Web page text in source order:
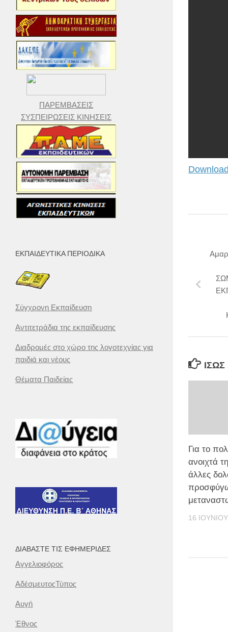
Για το
ανοιχτά
άλλες
16
ΠΑΡΕΜΒΑΣΕΙΣ
ΣΥΣΠΕΙΡΩΣΕΙΣ ΚΙΝΗΣΕΙΣ
ΕΚΠΑΙΔΕΥΤΙΚΆ ΠΕΡΙΟΔΙΚΆ
Σύγχρονη Εκπαίδευση
Αντιτετράδια της εκπαίδευσης
Διαδρομές στο χώρο της λογοτεχνίας για
παιδιά και νέους
Θέματα Παιδείας
ΔΙΑΒΆΣΤΕ ΤΙΣ ΕΦΗΜΕΡΊΔΕΣ
Αγγελιοφόρος
ΑδέσμευτοςΤύπος
Αυγή
Έθνος